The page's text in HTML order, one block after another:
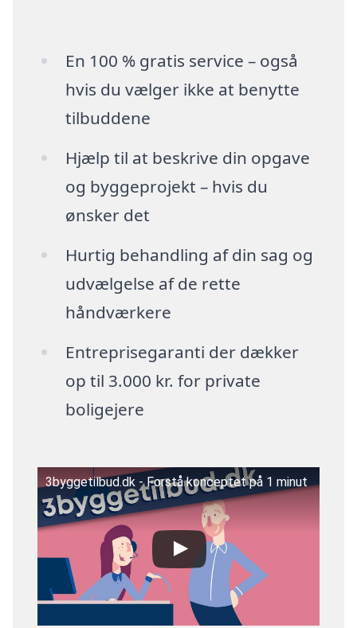
En 100 % gratis service – også
hvis du vælger ikke at benytte
tilbuddene
Hjælp til at beskrive din opgave
og byggeprojekt – hvis du
ønsker det
Hurtig behandling af din sag og
udvælgelse af de rette
håndværkere
Entreprisegaranti der dækker
op til 3.000 kr. for private
boligejere
3byggetilbud.dk - Forstå konceptet på 1 minut